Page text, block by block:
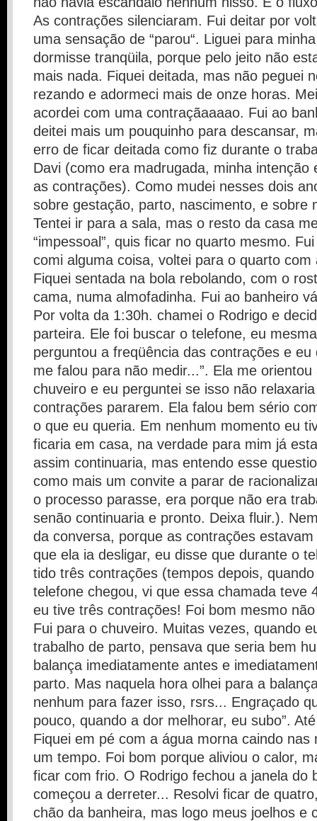
As contrações silenciaram. Fui deitar por
uma sensação de “parou“. Liguei para
dormisse tranqüila, porque pelo jeito não
mais nada. Fiquei deitada, mas não peguei
rezando e adormeci mais de onze horas.
acordei com uma contraçãaaaao. Fui ao
deitei mais um pouquinho para descansar,
erro de ficar deitada como fiz durante o
Davi (como era madrugada, minha intenção
as contrações). Como mudei nesses dois
sobre gestação, parto, nascimento, e sobre
Tentei ir para a sala, mas o resto da casa
“impessoal”, quis ficar no quarto mesmo.
comi alguma coisa, voltei para o quarto com
Fiquei sentada na bola rebolando, com o
cama, numa almofadinha. Fui ao banheiro
Por volta da 1:30h. chamei o Rodrigo e
parteira. Ele foi buscar o telefone, eu
perguntou a freqüência das contrações e eu
me falou para não medir...”. Ela me
chuveiro e eu perguntei se isso não
contrações pararem. Ela falou bem sério
o que eu queria. Em nenhum momento eu
ficaria em casa, na verdade para mim já
assim continuaria, mas entendo esse
como mais um convite a parar de
o processo parasse, era porque não era
senão continuaria e pronto. Deixa fluir.).
da conversa, porque as contrações
que ela ia desligar, eu disse que durante o
tido três contrações (tempos depois,
telefone chegou, vi que essa chamada teve
eu tive três contrações! Foi bom mesmo
Fui para o chuveiro. Muitas vezes, quando
trabalho de parto, pensava que seria bem
balança imediatamente antes e
parto. Mas naquela hora olhei para a
nenhum para fazer isso, rsrs... Engraçado
pouco, quando a dor melhorar, eu subo”.
Fiquei em pé com a água morna caindo nas
um tempo. Foi bom porque aliviou o calor,
ficar com frio. O Rodrigo fechou a janela do
começou a derreter... Resolvi ficar de
chão da banheira, mas logo meus joelhos e